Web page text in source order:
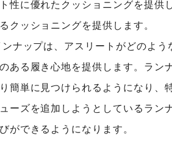
性に優れたクッショニングを提供
クッショニングを提供します。
ナップは、アスリートがどのよう
ある履き心地を提供します。ラン
簡単に見つけられるようになり、
ーズを追加しようとしているラン
ができるようになります。